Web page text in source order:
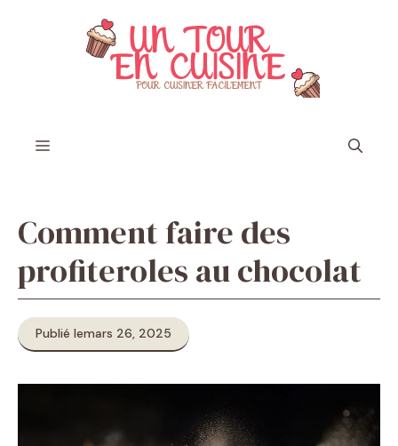
Menu
Comment faire des
profiteroles au chocolat ​
Publié lemars 26, 2025